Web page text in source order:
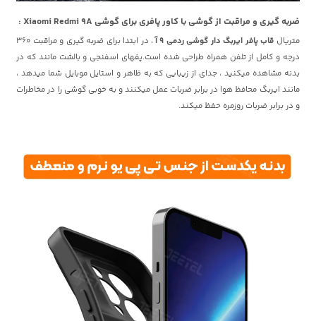
ضربه گیری و مراقبت از گوشی با کاور پافری برای گوشی Xiaomi Redmi 9A :
متریال قاب پافر ایربگ دار گوشی ردمی 9 آ
، در ابتدا برای ضربه گیری و مراقبت 360
درجه و کامل از تلفن همراه طراحی شده است.پفهای اسفنجی و بالشت مانند که در
بدنه مشاهده میکنید ، جدای از زیبایی که به ظاهر و استایل موبایل شما میدهد ،
مانند ایربگ محافظ هوا در برابر ضربات عمل میکنند و به خوبی گوشی را در مخاطرات
و در برابر ضربات روزمره حفظ میکند.